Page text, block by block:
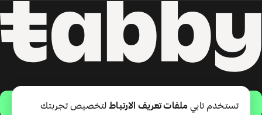
حمّل التطبيق تستخدم تابي ملفات تعريف الارتباطلتخصيص تجربتك